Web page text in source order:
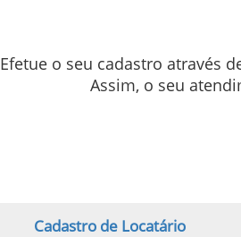
Efetue o seu cadastro através
Assim, o seu
Cadastro de Locatário